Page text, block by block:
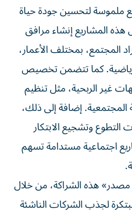
ملموسة لتحسين جودة حياة
هذه المشاريع إنشاء مرافق
المجتمع، بمختلف الأعمار،
كما تتضمن تخصيص
غير الربحية، مثل تنظيم
المجتمعية. إضافة إلى ذلك،
التطوع وتشجيع الابتكار
اجتماعية مستدامة تسهم
مصدر» هذه الشراكة، من خلال
لجذب الشركات الناشئة